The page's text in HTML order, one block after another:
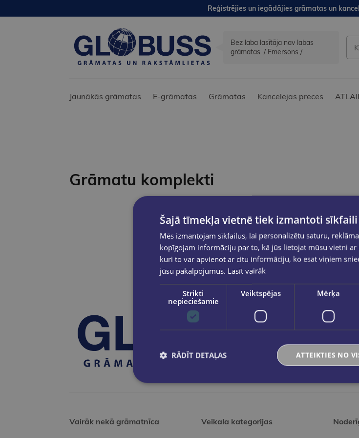
Reģistrējies un iegādājies grāmatas un
Bez laba lasītāja nav labas
grāmatas. / Emersons /
Jaunākās grāmatas E-grāmatas Grāmatas Kancelejas preces
Grāmatu komplekti
Pēc Jūsu izvēlētajiem filtriem neviens
Vairāk nekā grāmatnīca Veikala kategorijas
Šajā tīmekļa vietnē tiek izmantoti sīkfaili
Mēs izmantojam sīkfailus, lai personalizētu saturu,
kopīgojam informāciju par to, kā jūs lietojat mūsu vietni
kuri to var apvienot ar citu informāciju, ko esat viņiem
jūsu pakalpojumus. Lasīt vairāk
Strikti
nepieciešamie
Veiktspējas Mērķa
ATTEIKTIES NO
RĀDĪT DETAĻAS